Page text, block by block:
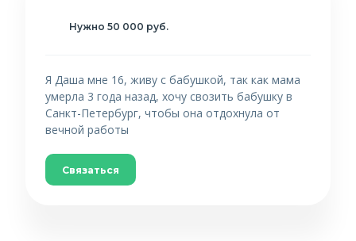
Нужно 50 000 руб.
Я Даша мне 16, живу с бабушкой, так как мама
умерла 3 года назад, хочу свозить бабушку в
Санкт-Петербург, чтобы она отдохнула от
вечной работы
Связаться